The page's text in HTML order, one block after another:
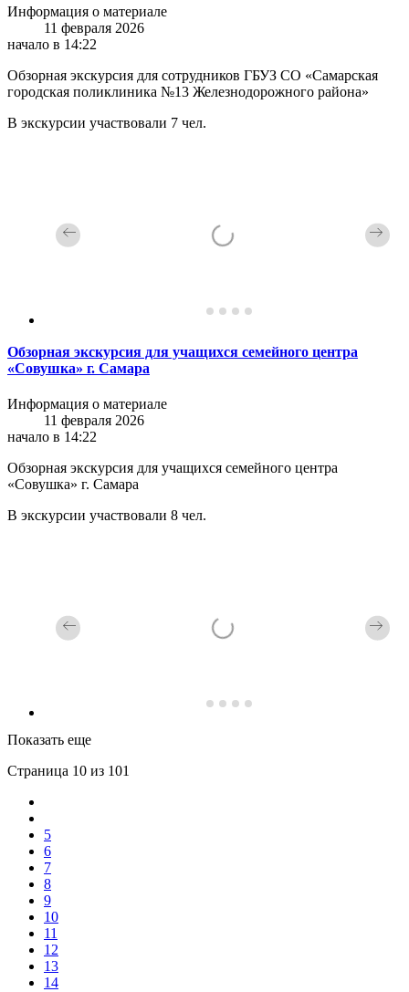
Информация о материале
11 февраля 2026
начало в 14:22
Обзорная экскурсия для сотрудников ГБУЗ СО «Самарская
городская поликлиника №13 Железнодорожного района»
В экскурсии участвовали 7 чел.
Обзорная экскурсия для учащихся семейного центра
«Совушка» г. Самара
Информация о материале
11 февраля 2026
начало в 14:22
Обзорная экскурсия для учащихся семейного центра
«Совушка» г. Самара
В экскурсии участвовали 8 чел.
Показать еще
Страница 10 из 101
5
6
7
8
9
10
11
12
13
14